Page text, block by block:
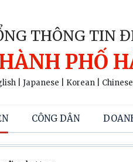
THÔNG TIN
PHỐ
Japanese Korean Chinese
CÔNG DÂN